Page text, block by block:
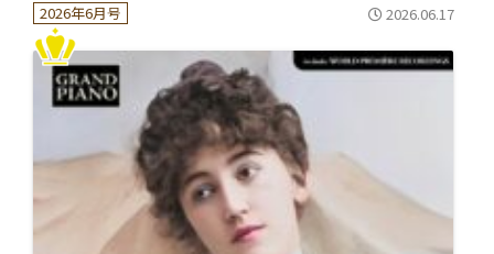
2026年6月号 2026.06.17